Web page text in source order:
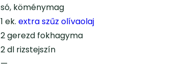
só, köménymag
1 ek. extra szűz olívaolaj
2 gerezd fokhagyma
2 dl rizstejszín
—